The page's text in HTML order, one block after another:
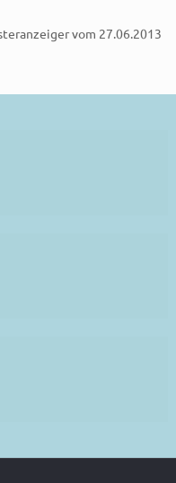
vom 27.06.2013